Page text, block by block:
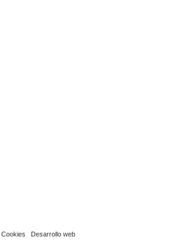
Cookies Desarrollo web